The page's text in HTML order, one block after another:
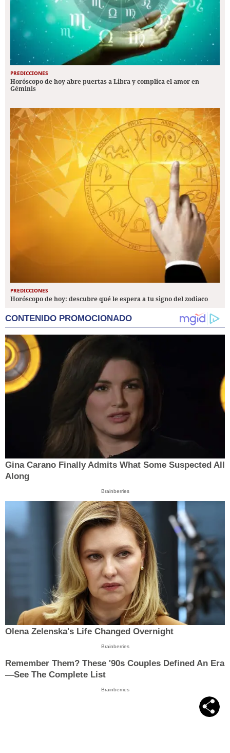
PREDICCIONES
Horóscopo de hoy abre puertas a Libra y complica el amor en
Géminis
PREDICCIONES
Horóscopo de hoy: descubre qué le espera a tu signo del zodiaco
CONTENIDO PROMOCIONADO
Gina Carano Finally Admits What Some Suspected All
Along
Brainberries
Olena Zelenska's Life Changed Overnight
Brainberries
Remember Them? These '90s Couples Defined An Era
—See The Complete List
Brainberries